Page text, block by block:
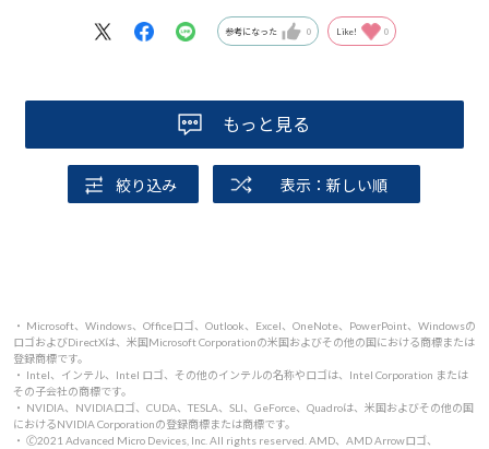
参考になった 0 Like! 0
もっと見る
絞り込み 表示：新しい順
・ Microsoft、Windows、Officeロゴ、Outlook、Excel、OneNote、PowerPoint、Windowsの
ロゴおよびDirectXは、米国Microsoft Corporationの米国およびその他の国における商標または
登録商標です。
・ Intel、インテル、Intel ロゴ、その他のインテルの名称やロゴは、Intel Corporation または
その子会社の商標です。
・ NVIDIA、NVIDIAロゴ、CUDA、TESLA、SLI、GeForce、Quadroは、米国およびその他の国
におけるNVIDIA Corporationの登録商標または商標です。
・ 🄫2021 Advanced Micro Devices, Inc. All rights reserved. AMD、AMD Arrowロゴ、